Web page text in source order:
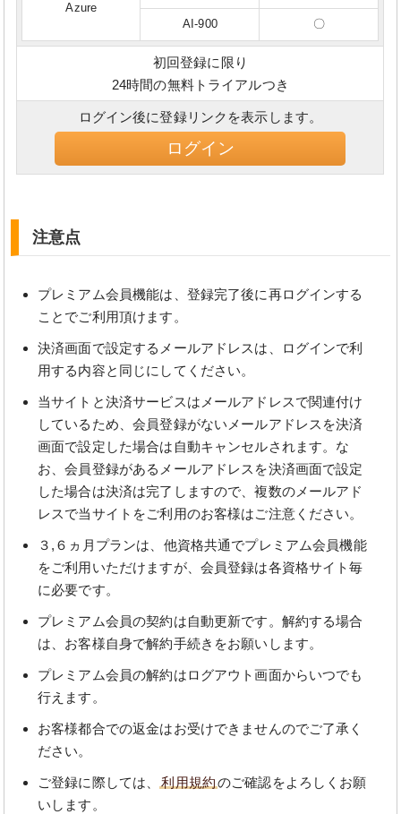
Azure
AI-900 〇
初回登録に限り
24時間の無料トライアルつき
ログイン後に登録リンクを表示します。
ログイン
注意点
プレミアム会員機能は、登録完了後に再ログインする
ことでご利用頂けます。
決済画面で設定するメールアドレスは、ログインで利
用する内容と同じにしてください。
当サイトと決済サービスはメールアドレスで関連付け
しているため、会員登録がないメールアドレスを決済
画面で設定した場合は自動キャンセルされます。な
お、会員登録があるメールアドレスを決済画面で設定
した場合は決済は完了しますので、複数のメールアド
レスで当サイトをご利用のお客様はご注意ください。
３,６ヵ月プランは、他資格共通でプレミアム会員機能
をご利用いただけますが、会員登録は各資格サイト毎
に必要です。
プレミアム会員の契約は自動更新です。解約する場合
は、お客様自身で解約手続きをお願いします。
プレミアム会員の解約はログアウト画面からいつでも
行えます。
お客様都合での返金はお受けできませんのでご了承く
ださい。
ご登録に際しては、 利用規約のご確認をよろしくお願
いします。